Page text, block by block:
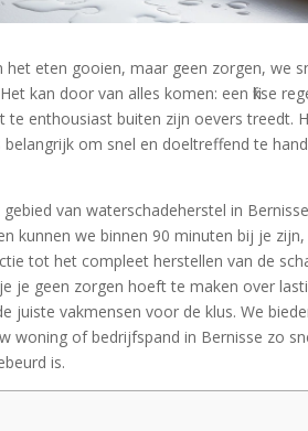
eten gooien, maar geen zorgen, we
kan door van alles komen: een fikse
te enthousiast buiten zijn oevers treedt.​
om snel en doeltreffend te
van waterschadeherstel in
kunnen we binnen 90 minuten bij je
tot het compleet herstellen van de
je geen zorgen hoeft te maken over
juiste vakmensen voor de klus.​ We
woning of bedrijfspand in Bernisse zo
is.​